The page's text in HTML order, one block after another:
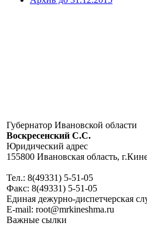
Губернатор Ивановской области
Воскресенский C.C.
Юридический адрес
155800 Ивановская область,
Тел.: 8(49331) 5-51-05
Факс: 8(49331) 5-51-05
Единая дежурно-диспетчерская
E-mail: root@mrkineshma.ru
Важные сылки